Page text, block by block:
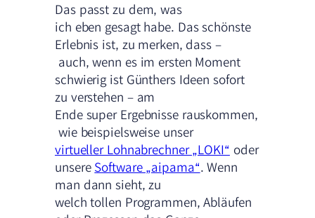
Das passt zu dem, was
ich eben gesagt habe. Das schönste
Erlebnis ist, zu merken, dass –
auch, wenn es im ersten Moment
schwierig ist Günthers Ideen sofort
zu verstehen – am
Ende super Ergebnisse rauskommen,
wie beispielsweise unser
virtueller Lohnabrechner „LOKI“ oder
unsere Software „aipama“. Wenn
man dann sieht, zu
welch tollen Programmen, Abläufen